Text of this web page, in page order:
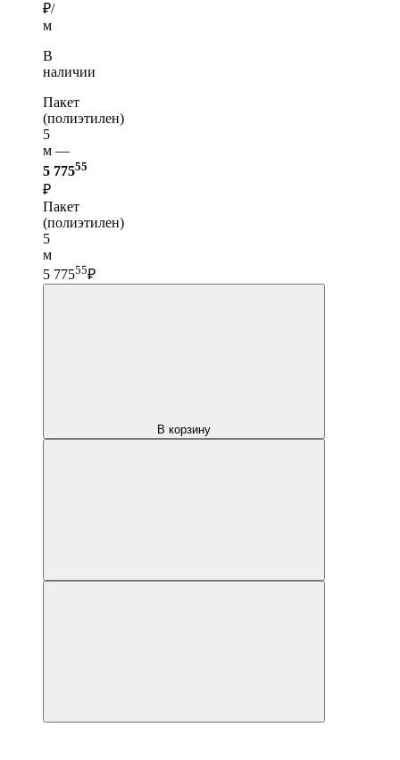
₽/
м
В
наличии
Пакет
(полиэтилен)
5
м —
5 77555
₽
Пакет
(полиэтилен)
5
м
5 77555₽
В корзину